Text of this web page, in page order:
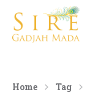
Home Tag